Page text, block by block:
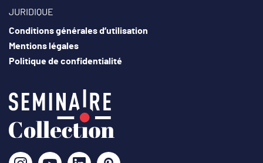
JURIDIQUE
Conditions générales d’utilisation
Mentions légales
Politique de confidentialité